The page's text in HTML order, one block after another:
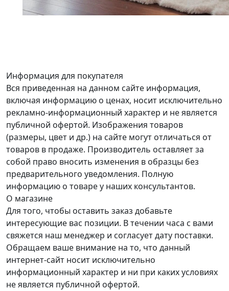
Информация для покупателя
Вся приведенная на данном сайте информация,
включая информацию о ценах, носит исключительно
рекламно-информационный характер и не является
публичной офертой. Изображения товаров
(размеры, цвет и др.) на сайте могут отличаться от
товаров в продаже. Производитель оставляет за
собой право вносить изменения в образцы без
предварительного уведомления. Полную
информацию о товаре у наших консультантов.
О магазине
Для того, чтобы оставить заказ добавьте
интересующие вас позиции. В течении часа с вами
свяжется наш менеджер и согласует дату поставки.
Обращаем ваше внимание на то, что данный
интернет-сайт носит исключительно
информационный характер и ни при каких условиях
не является публичной офертой.